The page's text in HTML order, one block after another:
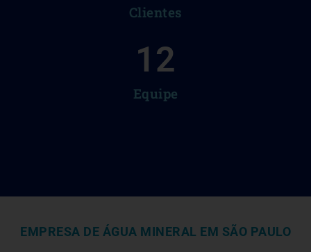
Clientes
Equipe
12
EMPRESA DE ÁGUA MINERAL EM SÃO PAULO